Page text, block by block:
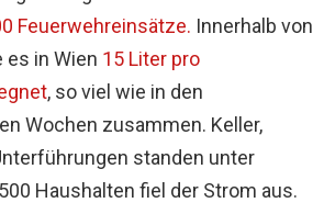
Feuerwehreinsätze. Innerhalb von
es in Wien 15 Liter pro
, so viel wie in den
Wochen zusammen. Keller,
standen unter
Haushalten fiel der Strom aus.